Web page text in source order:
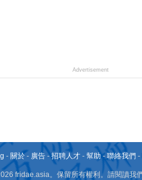
Advertisement
- 關於 - 廣告 -招聘人才 - 幫助- 聯絡我們 -
fridae.asia。保留所有權利。請閱讀我